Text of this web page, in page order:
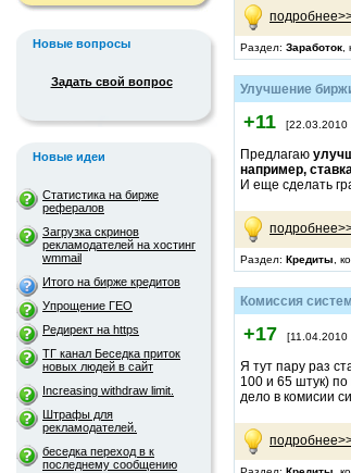
Новые вопросы
Задать свой вопрос
Новые идеи
Статистика на бирже
рефералов
Загрузка скринов
рекламодателей на хостинг
wmmail
Итого на бирже кредитов
Упрощение ГЕО
Редирект на https
ТГ канал Беседка приток
новых людей в сайт
Increasing withdraw limit.
Штрафы для
рекламодателей.
беседка переход в к
последнему сообщению
Раздел: Заработок
Улучшение
+11 [22.03.2010
Предлагаю
например,
И еще сделать
Раздел: Кредиты ,
Комиссия
+17 [11.04.2010
Я тут пару раз
100 и 65 штук)
дело в комисии